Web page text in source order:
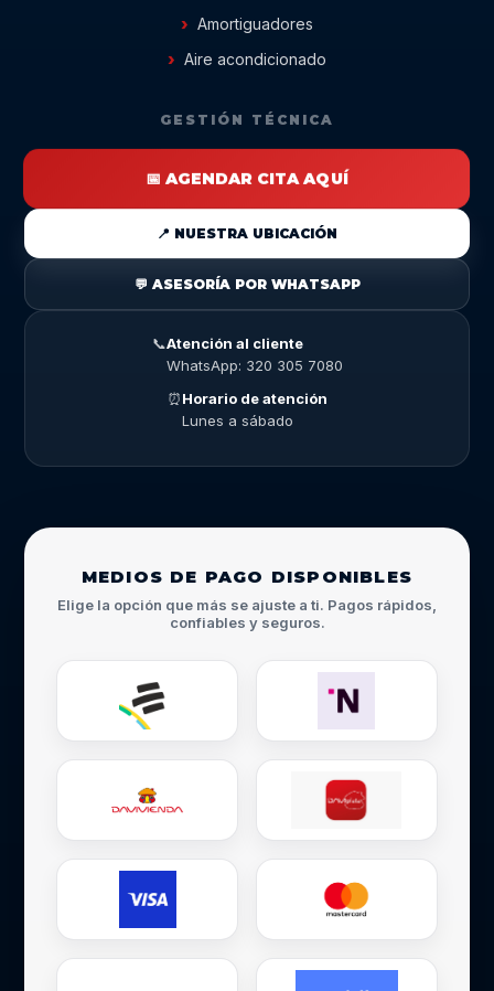
Amortiguadores
Aire acondicionado
GESTIÓN TÉCNICA
📅 AGENDAR CITA AQUÍ
📍 NUESTRA UBICACIÓN
💬 ASESORÍA POR WHATSAPP
📞Atención al cliente
WhatsApp: 320 305 7080
⏰Horario de atención
Lunes a sábado
MEDIOS DE PAGO DISPONIBLES
Elige la opción que más se ajuste a ti. Pagos rápidos,
confiables y seguros.